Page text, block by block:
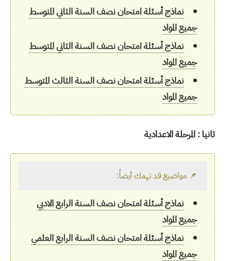
نماذج أسئلة امتحان نصف السنة الثاني المتوسط
جميع المواد
نماذج أسئلة امتحان نصف السنة الثاني المتوسط
جميع المواد
نماذج أسئلة امتحان نصف السنة الثالث المتوسط
جميع المواد
ثانيا : المرحلة الاعدادية
📌 مواضيع قد تهمك أيضاً:
نماذج أسئلة امتحان نصف السنة الرابع الادبي
جميع المواد
نماذج أسئلة امتحان نصف السنة الرابع العلمي
جميع المواد